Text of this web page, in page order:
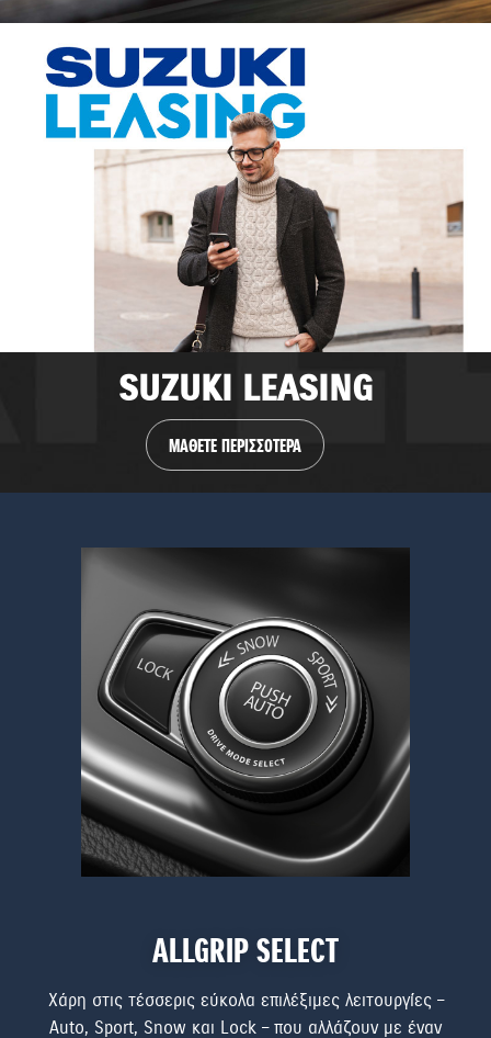
SUZUKI LEASING
ΜΑΘΕΤΕ ΠΕΡΙΣΣΟΤΕΡΑ
ALLGRIP SELECT
Χάρη στις τέσσερις εύκολα επιλέξιμες λειτουργίες –
Auto, Sport, Snow και Lock – που αλλάζουν με έναν